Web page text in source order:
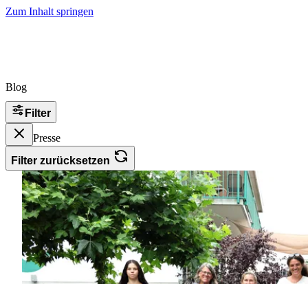
Zum Inhalt springen
Blog
Filter
Presse
Filter zurücksetzen